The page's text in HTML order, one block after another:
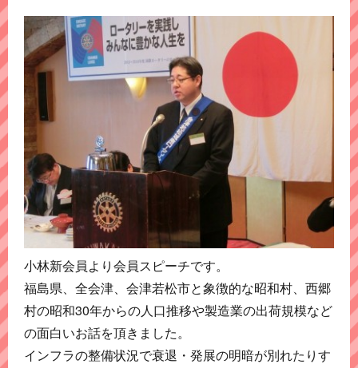
小林新会員より会員スピーチです。
福島県、全会津、会津若松市と象徴的な昭和村、西郷
村の昭和30年からの人口推移や製造業の出荷規模など
の面白いお話を頂きました。
インフラの整備状況で衰退・発展の明暗が別れたりす